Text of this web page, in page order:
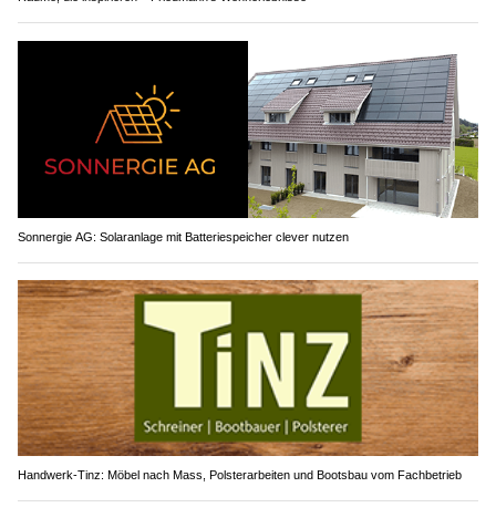
Sonnergie AG: Solaranlage mit Batteriespeicher clever nutzen
Handwerk-Tinz: Möbel nach Mass, Polsterarbeiten und Bootsbau vom Fachbetrieb